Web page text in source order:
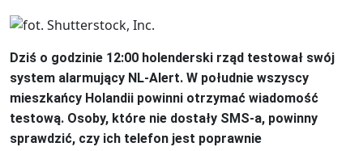
Dziś o godzinie 12:00 holenderski rząd testował swój
system alarmujący NL-Alert. W południe wszyscy
mieszkańcy Holandii powinni otrzymać wiadomość
testową. Osoby, które nie dostały SMS-a, powinny
sprawdzić, czy ich telefon jest poprawnie